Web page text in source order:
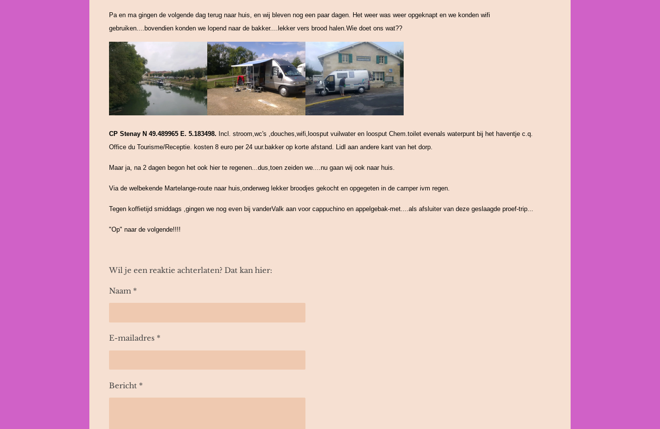
Pa en ma gingen de volgende dag terug naar huis, en wij bleven nog een paar dagen. Het weer was weer opgeknapt en we konden wifi
gebruiken....bovendien konden we lopend naar de bakker....lekker vers brood halen.Wie doet ons wat??
CP Stenay N 49.489965 E. 5.183498. Incl. stroom,wc's ,douches,wifi,loosput vuilwater en loosput Chem.toilet evenals waterpunt bij het haventje c.q.
Office du Tourisme/Receptie. kosten 8 euro per 24 uur.bakker op korte afstand. Lidl aan andere kant van het dorp.
Maar ja, na 2 dagen begon het ook hier te regenen...dus,toen zeiden we....nu gaan wij ook naar huis.
Via de welbekende Martelange-route naar huis,onderweg lekker broodjes gekocht en opgegeten in de camper ivm regen.
Tegen koffietijd smiddags ,gingen we nog even bij vanderValk aan voor cappuchino en appelgebak-met....als afsluiter van deze geslaagde proef-trip...
"Op" naar de volgende!!!!
Wil je een reaktie achterlaten? Dat kan hier:
Naam *
E-mailadres *
Bericht *